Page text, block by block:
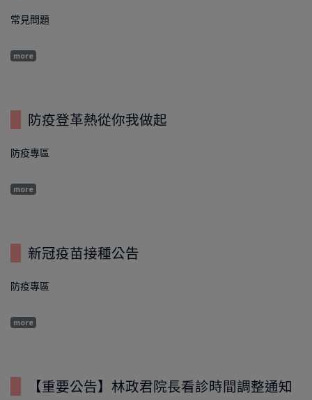
常見問題
more
防疫登革熱從你我做起
防疫專區
more
新冠疫苗接種公告
防疫專區
more
【重要公告】林政君院長看診時間調整通知